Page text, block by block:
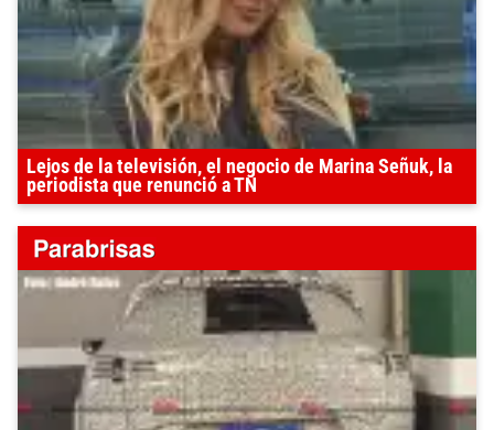
Lejos de la televisión, el negocio de Marina Señuk, la
periodista que renunció a TN